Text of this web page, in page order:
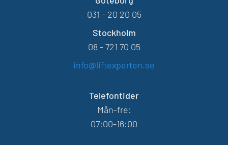
031 - 20 20 05
Stockholm
08 - 721 70 05
info@liftexperten.se
Telefontider
Mån-fre:
07:00-16:00